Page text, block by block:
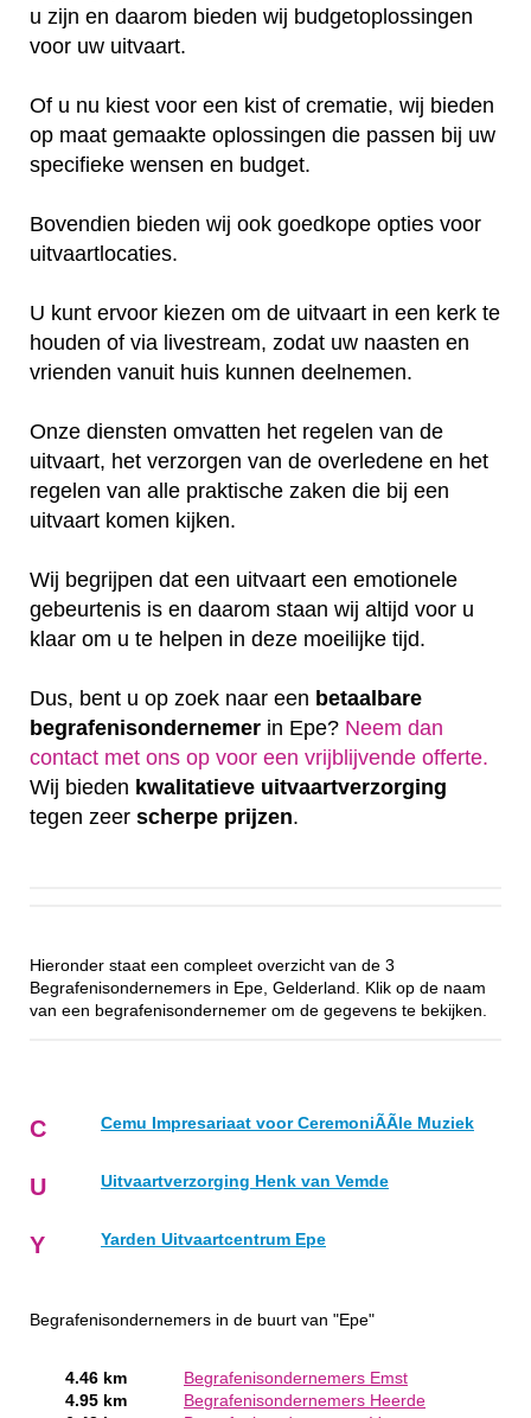
u zijn en daarom bieden wij budgetoplossingen
voor uw uitvaart.
Of u nu kiest voor een kist of crematie, wij bieden
op maat gemaakte oplossingen die passen bij uw
specifieke wensen en budget.
Bovendien bieden wij ook goedkope opties voor
uitvaartlocaties.
U kunt ervoor kiezen om de uitvaart in een kerk te
houden of via livestream, zodat uw naasten en
vrienden vanuit huis kunnen deelnemen.
Onze diensten omvatten het regelen van de
uitvaart, het verzorgen van de overledene en het
regelen van alle praktische zaken die bij een
uitvaart komen kijken.
Wij begrijpen dat een uitvaart een emotionele
gebeurtenis is en daarom staan wij altijd voor u
klaar om u te helpen in deze moeilijke tijd.
Dus, bent u op zoek naar een betaalbare
begrafenisondernemer in Epe? Neem dan
contact met ons op voor een vrijblijvende offerte‎.
Wij bieden kwalitatieve uitvaartverzorging
tegen zeer scherpe prijzen.
Hieronder staat een compleet overzicht van de 3
Begrafenisondernemers in Epe, Gelderland. Klik op de naam
van een begrafenisondernemer om de gegevens te bekijken.
C Cemu Impresariaat voor CeremoniÃÃle Muziek
U Uitvaartverzorging Henk van Vemde
Y Yarden Uitvaartcentrum Epe
Begrafenisondernemers in de buurt van "Epe"
4.46 km
Begrafenisondernemers Emst
4.95 km
Begrafenisondernemers Heerde